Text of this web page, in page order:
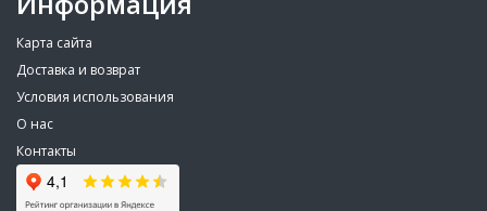
Карта сайта
Доставка и возврат
Условия использования
О нас
Контакты